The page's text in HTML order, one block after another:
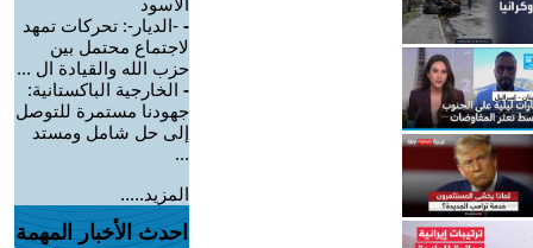
الأسود
- -الديار-: تحركات تمهد
لاجتماع محتمل بين
حزب الله والقيادة ال ...
- الخارجية الباكستانية:
جهودنا مستمرة للتوصل
إلى حل شامل ومستد
...
المزيد.....
احدث الأخبار المهمة